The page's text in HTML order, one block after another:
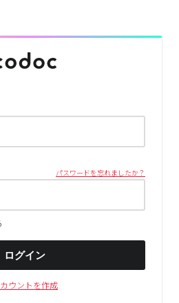
パスワードを忘れましたか？
ログイン
ウントを作成